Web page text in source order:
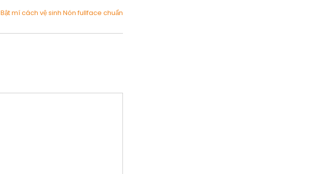
Bật mí cách vệ sinh Nón fullface chuẩn